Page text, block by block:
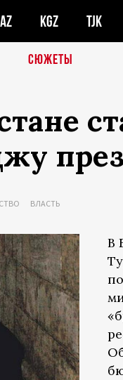
KGZ TJK
СЮЖЕТЫ
ВЛАСТЬ
В